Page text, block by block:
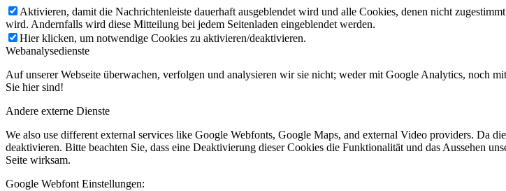
Aktivieren, damit die Nachrichtenleiste dauerhaft ausgeblendet wird und alle Cookies, denen nicht
wird. Andernfalls wird diese Mitteilung bei jedem Seitenladen eingeblendet werden.
Hier klicken, um notwendige Cookies zu aktivieren/deaktivieren.
Webanalysedienste
Auf unserer Webseite überwachen, verfolgen und analysieren wir sie nicht; weder mit Google Analytics, noch
Sie hier sind!
Andere externe Dienste
We also use different external services like Google Webfonts, Google Maps, and external Video providers. Da
deaktivieren. Bitte beachten Sie, dass eine Deaktivierung dieser Cookies die Funktionalität und das Aussehen
Seite wirksam.
Google Webfont Einstellungen: